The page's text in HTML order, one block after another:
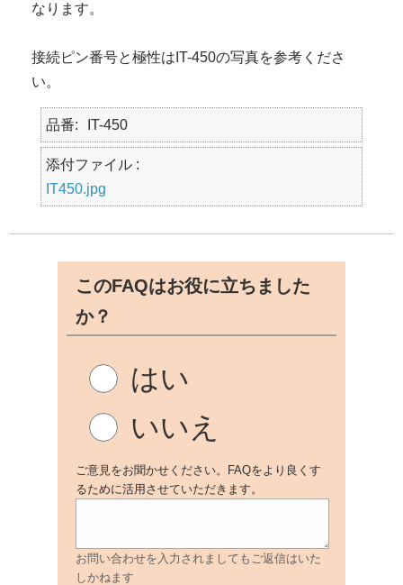
なります。
接続ピン番号と極性はIT-450の写真を参考くださ
い。
品番 IT-450
添付ファイル :
IT450.jpg
このFAQはお役に立ちました
か？
はい
いいえ
ご意見をお聞かせください。FAQをより良くす
るために活用させていただきます。
お問い合わせを入力されましてもご返信はいた
しかねます